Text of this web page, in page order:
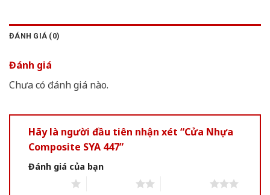
ĐÁNH GIÁ (0)
Đánh giá
Chưa có đánh giá nào.
Hãy là người đầu tiên nhận xét “Cửa Nhựa
Composite SYA 447”
Đánh giá của bạn